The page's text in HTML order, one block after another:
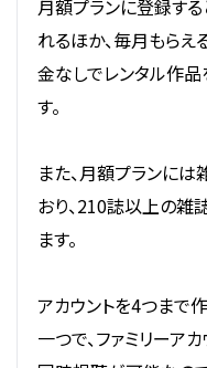
月額プランに登録す
れるほか、毎月もら
金なしでレンタル作
す。
また、月額プランに
おり、210誌以上の雑
ます。
アカウントを4つまで
一つで、ファミリーア